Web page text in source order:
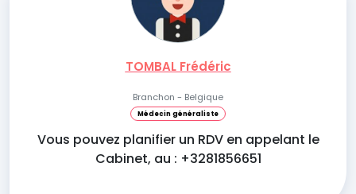
TOMBAL Frédéric
Branchon - Belgique
Médecin généraliste
Vous pouvez planifier un RDV en appelant le
Cabinet, au : +3281856651